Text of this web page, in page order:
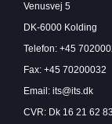
Venusvej 5
DK-6000 Kolding
Telefon: +45
Fax: +45 70200032
Email: its@its.dk
CVR: Dk 16 21 62 83